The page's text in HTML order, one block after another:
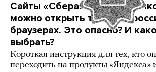
Сайты «Сбера» и других
можно открыть только в
браузерах. Это опасно? И
выбрать?
Короткая инструкция для тех, кто
переходить на продукты «Яндекса»